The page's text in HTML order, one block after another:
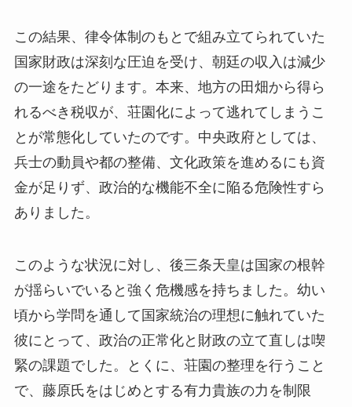
この結果、律令体制のもとで組み立てられていた
国家財政は深刻な圧迫を受け、朝廷の収入は減少
の一途をたどります。本来、地方の田畑から得ら
れるべき税収が、荘園化によって逃れてしまうこ
とが常態化していたのです。中央政府としては、
兵士の動員や都の整備、文化政策を進めるにも資
金が足りず、政治的な機能不全に陥る危険性すら
ありました。
このような状況に対し、後三条天皇は国家の根幹
が揺らいでいると強く危機感を持ちました。幼い
頃から学問を通して国家統治の理想に触れていた
彼にとって、政治の正常化と財政の立て直しは喫
緊の課題でした。とくに、荘園の整理を行うこと
で、藤原氏をはじめとする有力貴族の力を制限